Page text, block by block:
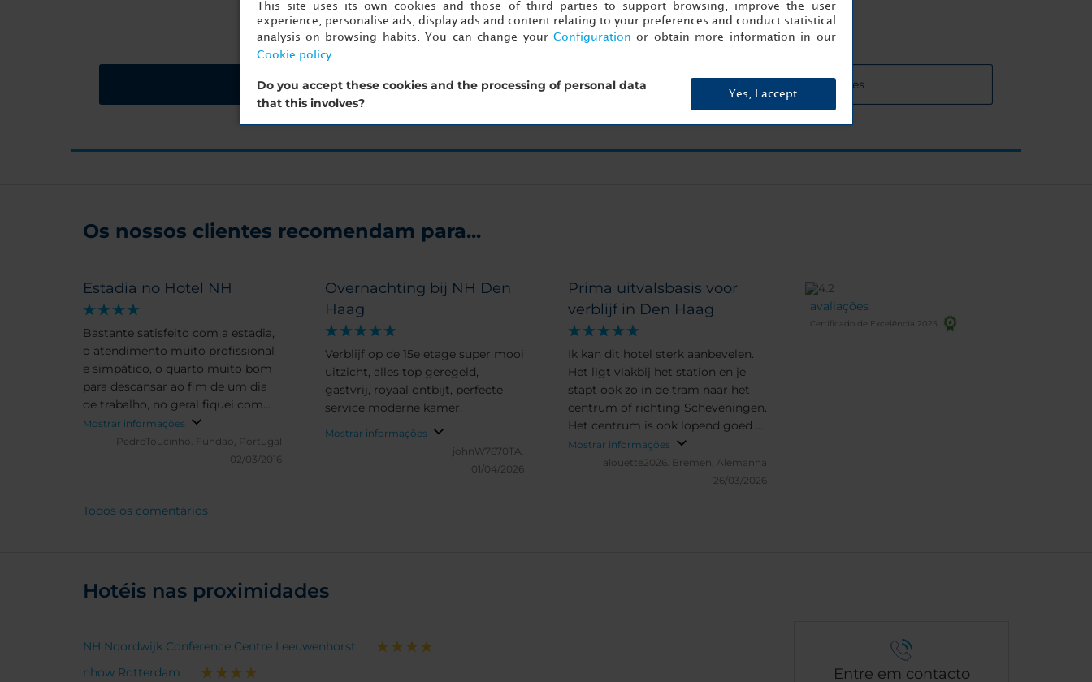
Comece a planear agora!
Solicite um orçamento Detalhes das salas de reuniões
Os nossos clientes recomendam para...
Estadia no Hotel NH
Bastante satisfeito com a estadia,
o atendimento muito profissional
e simpático, o quarto muito bom
para descansar ao fim de um dia
de trabalho, no geral fiquei com
uma impressão bastante positiva,
vou recomendar aos amigos.
Mostrar informações
PedroToucinho.
Fundao, Portugal
02/03/2016
Overnachting bij NH Den
Haag
Verblijf op de 15e etage super mooi
uitzicht, alles top geregeld,
gastvrij, royaal ontbijt, perfecte
service moderne kamer.
Mostrar informações
johnW7670TA.
01/04/2026
Prima uitvalsbasis voor
verblijf in Den Haag
Ik kan dit hotel sterk aanbevelen.
Het ligt vlakbij het station en je
stapt ook zo in de tram naar het
centrum of richting Scheveningen.
Het centrum is ook lopend goed te
bereiken. Ontvangst is erg
hartelijk en ontbijt was super. Ik
had het geluk “gast van de dag” te
Mostrar informações
alouette2026. Bremen, Alemanha
26/03/2026
avaliações
Certificado de Excelência 2025
Todos os comentários
Hotéis nas proximidades
NH Noordwijk Conference Centre Leeuwenhorst
nhow Rotterdam
Entre em contacto
This site uses its own cookies and those of third parties to support browsing, improve the user
experience, personalise ads, display ads and content relating to your preferences and conduct statistical
analysis on browsing habits. You can change your Configuration or obtain more information in our
Cookie policy.
Do you accept these cookies and the processing of personal data
that this involves?
Yes, I accept